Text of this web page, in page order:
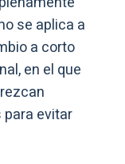
se aplica a
a corto
en el que
evitar